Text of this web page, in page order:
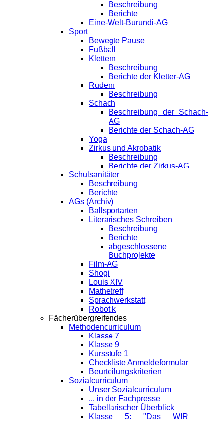
Beschreibung
Berichte
Eine-Welt-Burundi-AG
Sport
Bewegte Pause
Fußball
Klettern
Beschreibung
Berichte der Kletter-AG
Rudern
Beschreibung
Schach
Beschreibung der Schach-
AG
Berichte der Schach-AG
Yoga
Zirkus und Akrobatik
Beschreibung
Berichte der Zirkus-AG
Schulsanitäter
Beschreibung
Berichte
AGs (Archiv)
Ballsportarten
Literarisches Schreiben
Beschreibung
Berichte
abgeschlossene
Buchprojekte
Film-AG
Shogi
Louis XIV
Mathetreff
Sprachwerkstatt
Robotik
Fächerübergreifendes
Methodencurriculum
Klasse 7
Klasse 9
Kursstufe 1
Checkliste Anmeldeformular
Beurteilungskriterien
Sozialcurriculum
Unser Sozialcurriculum
... in der Fachpresse
Tabellarischer Überblick
Klasse 5: "Das WIR